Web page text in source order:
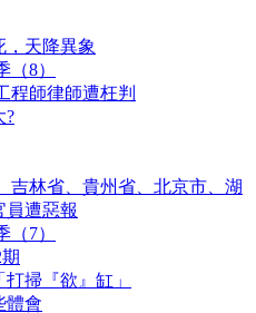
，天降異象
（8）
程師律師遭枉判
?
吉林省、貴州省、北京市、湖
員遭惡報
（7）
掃『欲』缸」
體會